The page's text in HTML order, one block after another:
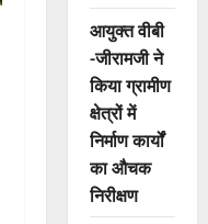
आयुक्त वीबी
-जीरामजी ने
किया ग्रामीण
क्षेत्रों में
निर्माण कार्यों
का औचक
निरीक्षण